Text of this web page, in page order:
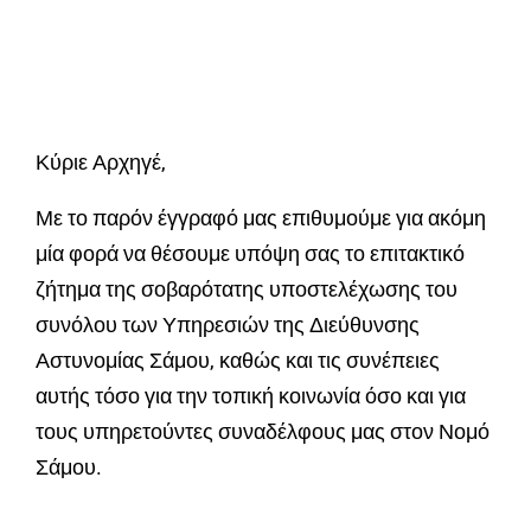
Κύριε Αρχηγέ,
Με το παρόν έγγραφό μας επιθυμούμε για ακόμη
μία φορά να θέσουμε υπόψη σας το επιτακτικό
ζήτημα της σοβαρότατης υποστελέχωσης του
συνόλου των Υπηρεσιών της Διεύθυνσης
Αστυνομίας Σάμου, καθώς και τις συνέπειες
αυτής τόσο για την τοπική κοινωνία όσο και για
τους υπηρετούντες συναδέλφους μας στον Νομό
Σάμου.